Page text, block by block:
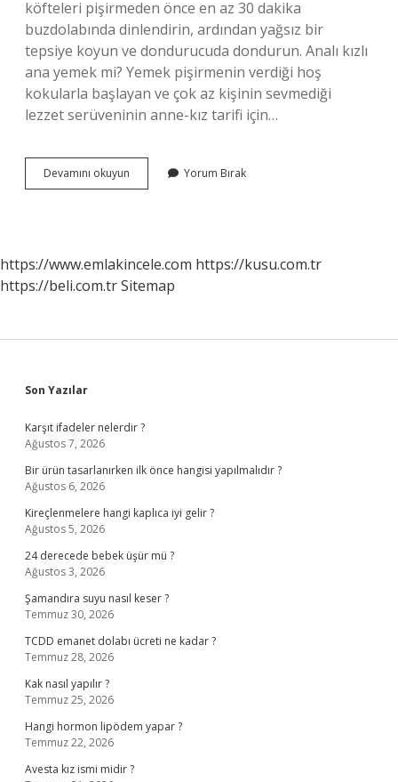
köfteleri pişirmeden önce en az 30 dakika
buzdolabında dinlendirin, ardından yağsız bir
tepsiye koyun ve dondurucuda dondurun. Analı kızlı
ana yemek mi? Yemek pişirmenin verdiği hoş
kokularla başlayan ve çok az kişinin sevmediği
lezzet serüveninin anne-kız tarifi için…
Devamını okuyun
Kızlı
Yorum Bırak
https://www.emlakincele.com https://kusu.com.tr
https://beli.com.trSitemap
Sidebar
Son Yazılar
Karşıt ifadeler nelerdir ?
Ağustos 7, 2026
Bir ürün tasarlanırken ilk önce hangisi yapılmalıdır ?
Ağustos 6, 2026
Kireçlenmelere hangi kaplıca iyi gelir ?
Ağustos 5, 2026
24 derecede bebek üşür mü ?
Ağustos 3, 2026
Şamandıra suyu nasıl keser ?
Temmuz 30, 2026
TCDD emanet dolabı ücreti ne kadar ?
Temmuz 28, 2026
Kak nasıl yapılır ?
Temmuz 25, 2026
Hangi hormon lipödem yapar ?
Temmuz 22, 2026
Avesta kız ismi midir ?